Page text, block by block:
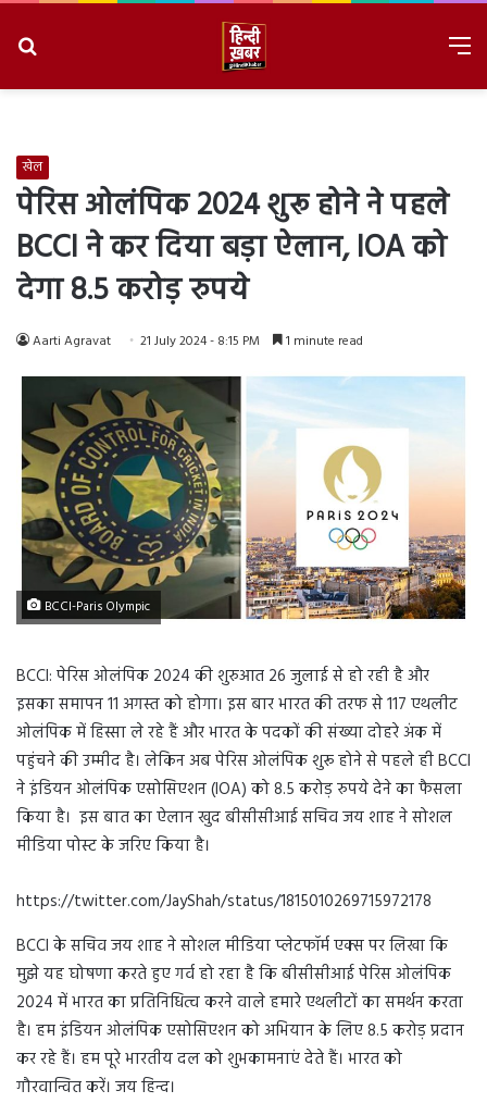
खेल
पेरिस ओलंपिक 2024 शुरू होने ने पहले
BCCI ने कर दिया बड़ा ऐलान, IOA को
देगा 8.5 करोड़ रुपये
Aarti Agravat 21 July 2024 - 8:15 PM 1 minute read
BCCI-Paris Olympic
BCCI: पेरिस ओलंपिक 2024 की शुरुआत 26 जुलाई से हो रही है और
इसका समापन 11 अगस्त को होगा। इस बार भारत की तरफ से 117 एथलीट
ओलंपिक में हिस्सा ले रहे हैं और भारत के पदकों की संख्या दोहरे अंक में
पहुंचने की उम्मीद है। लेकिन अब पेरिस ओलंपिक शुरू होने से पहले ही BCCI
ने इंडियन ओलंपिक एसोसिएशन (IOA) को 8.5 करोड़ रुपये देने का फैसला
किया है। इस बात का ऐलान खुद बीसीसीआई सचिव जय शाह ने सोशल
मीडिया पोस्ट के जरिए किया है।
https://twitter.com/JayShah/status/1815010269715972178
BCCI के सचिव जय शाह ने सोशल मीडिया प्लेटफॉर्म एक्स पर लिखा कि
मुझे यह घोषणा करते हुए गर्व हो रहा है कि बीसीसीआई पेरिस ओलंपिक
2024 में भारत का प्रतिनिधित्व करने वाले हमारे एथलीटों का समर्थन करता
है। हम इंडियन ओलंपिक एसोसिएशन को अभियान के लिए 8.5 करोड़ प्रदान
कर रहे हैं। हम पूरे भारतीय दल को शुभकामनाएं देते हैं। भारत को
गौरवान्वित करें। जय हिन्द।